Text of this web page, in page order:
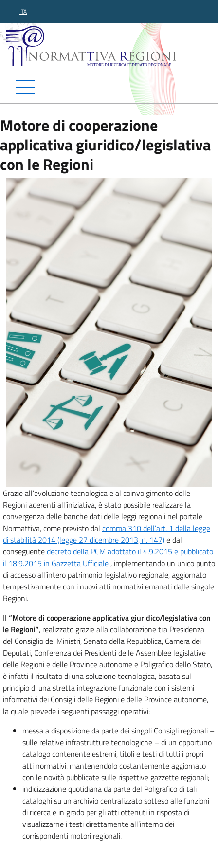
ITA
Normattiva Regioni -
Motore di cooperazione
applicativa giuridico/legislativa
con le Regioni
Grazie all’evoluzione tecnologica e al coinvolgimento delle
Regioni aderenti all’iniziativa, è stato possibile realizzare la
convergenza delle banche dati delle leggi regionali nel portale
Normattiva, come previsto dal comma 310 dell’art. 1 della legge
di stabilità 2014 (legge 27 dicembre 2013, n. 147)e dal
conseguentedecreto della PCM adottato il 4.9.2015 e pubblicato
il 18.9.2015 in Gazzetta Ufficiale , implementando un unico punto
di accesso all’intero patrimonio legislativo regionale, aggiornato
tempestivamente con i nuovi atti normativi emanati dalle singole
Regioni.
Il “Motore di cooperazione applicativa giuridico/legislativa con
le Regioni”, realizzato grazie alla collaborazione tra Presidenza
del Consiglio dei Ministri, Senato della Repubblica, Camera dei
Deputati, Conferenza dei Presidenti delle Assemblee legislative
delle Regioni e delle Province autonome e Poligrafico dello Stato,
è infatti il risultato di una soluzione tecnologica, basata sul
principio di una stretta integrazione funzionale con i sistemi
informativi dei Consigli delle Regioni e delle Province autonome,
la quale prevede i seguenti passaggi operativi:
messa a disposizione da parte dei singoli Consigli regionali –
sulle relative infrastrutture tecnologiche – di un opportuno
catalogo contenente estremi, titoli e testi di tutti i propri
atti normativi, mantenendolo costantemente aggiornato
con le novità pubblicate sulle rispettive gazzette regionali;
indicizzazione quotidiana da parte del Poligrafico di tali
cataloghi su un archivio centralizzato sotteso alle funzioni
di ricerca e in grado per gli atti ottenuti in risposta di
visualizzarne i testi direttamente all’interno dei
corrispondenti motori regionali.